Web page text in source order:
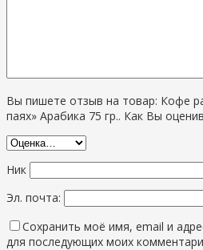
Вы пишете отзыв на товар: Кофе
паях» Арабика 75 гр.. Как Вы
Ник
Эл. почта:
Сохранить моё имя, email и
для последующих моих